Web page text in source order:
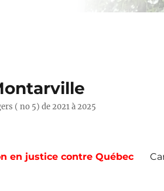
( no 5) de 2021 à 2025
en justice contre Québec